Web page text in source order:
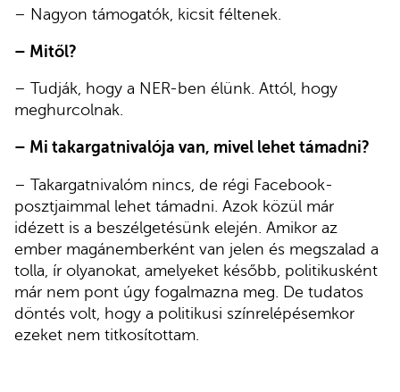
– Nagyon támogatók, kicsit féltenek.
– Mitől?
– Tudják, hogy a NER-ben élünk. Attól, hogy
meghurcolnak.
– Mi takargatnivalója van, mivel lehet támadni?
– Takargatnivalóm nincs, de régi Facebook-
posztjaimmal lehet támadni. Azok közül már
idézett is a beszélgetésünk elején. Amikor az
ember magánemberként van jelen és megszalad a
tolla, ír olyanokat, amelyeket később, politikusként
már nem pont úgy fogalmazna meg. De tudatos
döntés volt, hogy a politikusi színrelépésemkor
ezeket nem titkosítottam.